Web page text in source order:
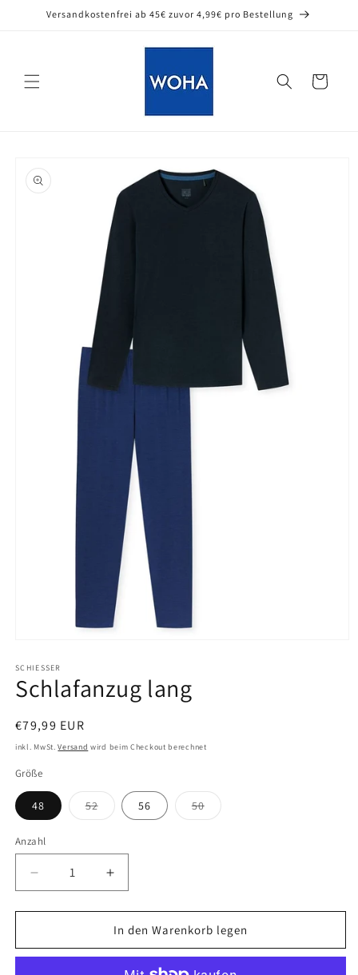
Versandkostenfrei ab 45€ zuvor 4,99€ pro Bestellung
Warenkorb
in
Modal
öffnen
SCHIESSER
Schlafanzug lang
Normaler
Preis
€79,99 EUR
inkl. MwSt.Versand wird beim Checkout berechnet
Größe
48 52Variante
ausverkauft
56 50Variante
ausverkauft
Anzahl
Verringere
die
Menge
Schlafanzug
Erhöhe
die
Menge
für
Schlafanzug
In den Warenkorb legen